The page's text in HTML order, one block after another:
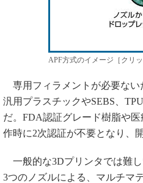
APF方式のイメージ［クリ
専用フィラメントが必要ない
汎用プラスチックやSEBS、
だ。FDA認証グレード樹脂や
作時に2次認証が不要となり、
一般的な3Dプリンタでは難
3つのノズルによる、マルチマ